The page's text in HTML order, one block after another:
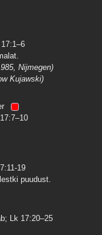
Nijmegen)
Kujawski)
19
puudust.
Lk 17:20–25